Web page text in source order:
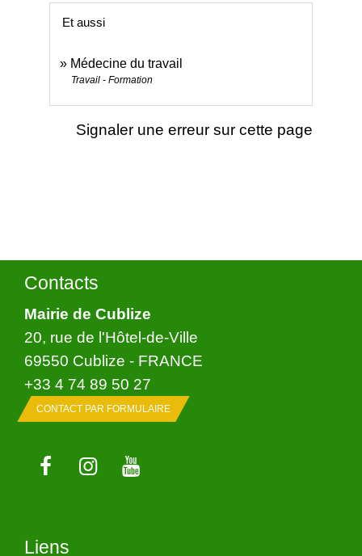
Et aussi
Médecine du travail
Travail - Formation
Signaler une erreur sur cette page
Contacts
Mairie de Cublize
20, rue de l'Hôtel-de-Ville
69550 Cublize - FRANCE
+33 4 74 89 50 27
CONTACT PAR FORMULAIRE
Liens